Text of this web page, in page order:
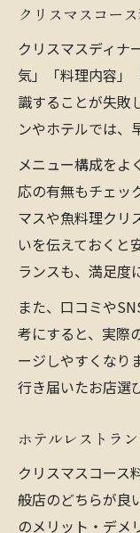
家族や
ごし方
クリス
ント
コース
華やかなコ
別に
華やか
上げ
クリス
験
コース
ス演出法
クリス
スの工夫
クリスマス
クリスマスコー
クリスマスディナ
気」「料理内容」
識することが失敗
ンやホテルでは、
メニュー構成をよ
応の有無もチェッ
マスや魚料理クリ
いを伝えておくと
ランスも、満足度
また、口コミや
考にすると、実際
ージしやすくなり
行き届いたお店選
ホテルレストラ
クリスマスコース
般店のどちらが良
のメリット・デメ